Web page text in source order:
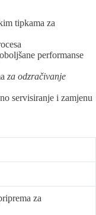
tipkama za
performanse
za odzračivanje
servisiranje i zamjenu
za